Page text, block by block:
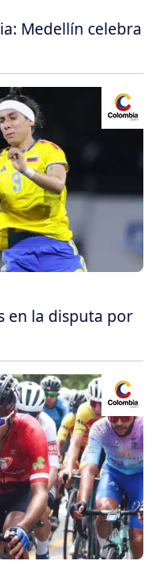
Medellín celebra
en la disputa por